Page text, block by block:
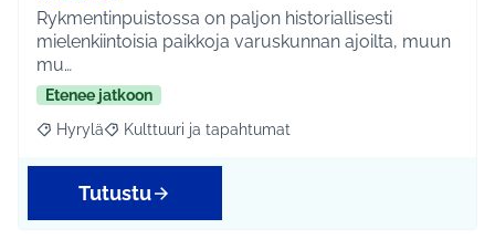
Rykmentinpuistossa on paljon historiallisesti
mielenkiintoisia paikkoja varuskunnan ajoilta, muun
mu…
Etenee jatkoon
Rajaa tulokset aihepiirin mukaan: Hyrylä
Hyrylä Rajaa tulokset teeman mukaan: Kulttuuri ja
Kulttuuri ja tapahtumat
Tutustu